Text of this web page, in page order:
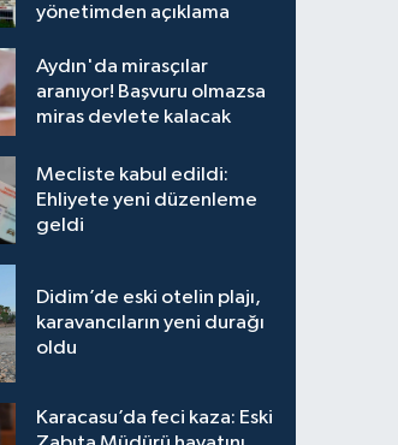
yönetimden açıklama
Aydın'da mirasçılar
aranıyor! Başvuru olmazsa
miras devlete kalacak
Mecliste kabul edildi:
Ehliyete yeni düzenleme
geldi
Didim’de eski otelin plajı,
karavancıların yeni durağı
oldu
Karacasu’da feci kaza: Eski